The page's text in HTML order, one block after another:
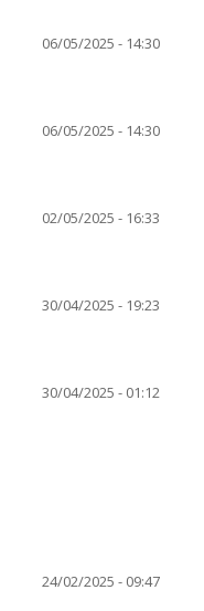
06/05/2025 - 14:30
06/05/2025 - 14:30
02/05/2025 - 16:33
30/04/2025 - 19:23
30/04/2025 - 01:12
24/02/2025 - 09:47